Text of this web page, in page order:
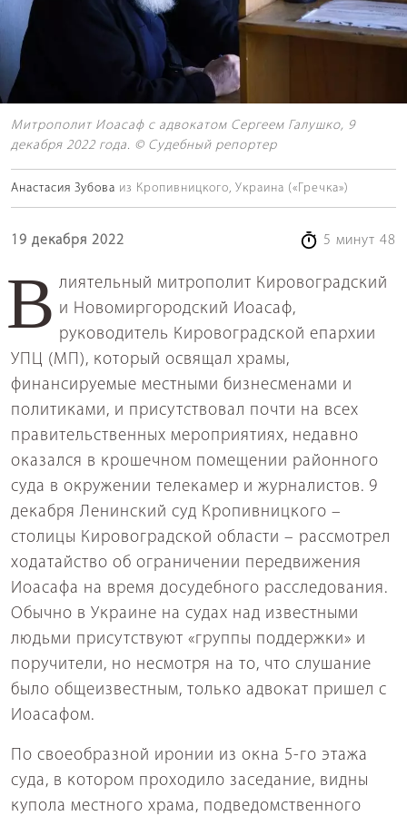
Митрополит Иоасаф с адвокатом Сергеем Галушко, 9
декабря 2022 года. © Судебный репортер
Анастасия Зубова из Кропивницкого, Украина («Гречка»)
19 декабря 2022 5 минут 48
Влиятельный митрополит Кировоградский
и Новомиргородский Иоасаф,
руководитель Кировоградской епархии
УПЦ (МП), который освящал храмы,
финансируемые местными бизнесменами и
политиками, и присутствовал почти на всех
правительственных мероприятиях, недавно
оказался в крошечном помещении районного
суда в окружении телекамер и журналистов. 9
декабря Ленинский суд Кропивницкого –
столицы Кировоградской области – рассмотрел
ходатайство об ограничении передвижения
Иоасафа на время досудебного расследования.
Обычно в Украине на судах над известными
людьми присутствуют «группы поддержки» и
поручители, но несмотря на то, что слушание
было общеизвестным, только адвокат пришел с
Иоасафом.
По своеобразной иронии из окна 5-го этажа
суда, в котором проходило заседание, видны
купола местного храма, подведомственного